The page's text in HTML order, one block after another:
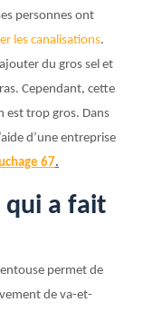
personnes ont
les canalisations.
du gros sel et
Cependant, cette
est trop gros. Dans
d’une entreprise
67.
qui a fait
permet de
de va-et-